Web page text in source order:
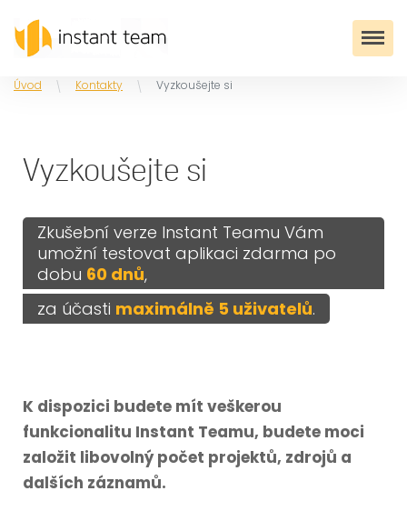
Úvod Kontakty Vyzkoušejte si
Vyzkoušejte si
Zkušební verze Instant Teamu Vám
umožní testovat aplikaci zdarma po
dobu 60 dnů,
za účasti maximálně 5 uživatelů.
K dispozici budete mít veškerou
funkcionalitu Instant Teamu, budete moci
založit libovolný počet projektů, zdrojů a
dalších záznamů.